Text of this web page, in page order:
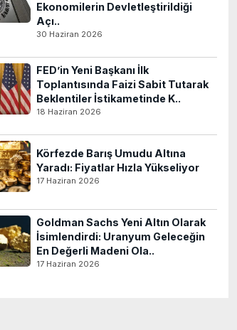
Ekonomilerin Devletleştirildiği
Açı..
30 Haziran 2026
FED’in Yeni Başkanı İlk
Toplantısında Faizi Sabit Tutarak
Beklentiler İstikametinde K..
18 Haziran 2026
Körfezde Barış Umudu Altına
Yaradı: Fiyatlar Hızla Yükseliyor
17 Haziran 2026
Goldman Sachs Yeni Altın Olarak
İsimlendirdi: Uranyum Geleceğin
En Değerli Madeni Ola..
17 Haziran 2026